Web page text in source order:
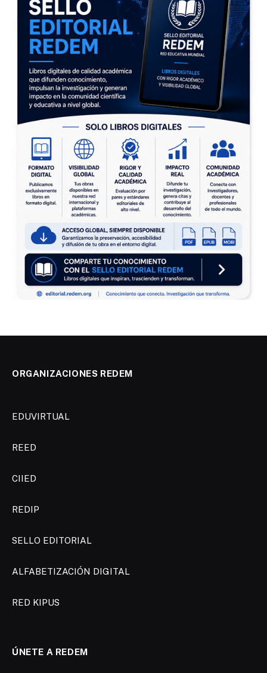
ORGANIZACIONES REDEM
EDUVIRTUAL
REED
CIIED
REDIP
SELLO EDITORIAL
ALFABETIZACIÓN DIGITAL
RED KIPUS
ÚNETE A REDEM